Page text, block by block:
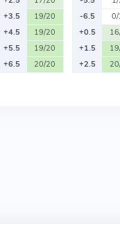
+3.5
19/20
+4.5
19/20
+5.5
19/20
+6.5
20/20
-6.5
+0.5
+1.5
+2.5